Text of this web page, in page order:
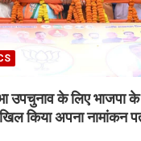
उपचुनाव के लिए भाजपा के
किया अपना नामांकन